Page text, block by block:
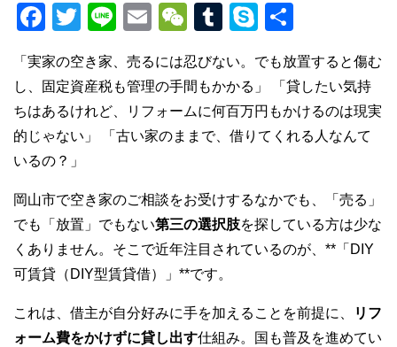
F
a
c
e
b
o
o
k
T
wi
tt
er
Li
e
E
ail
W
C
h
at
T
m
bl
r
S
p
e
「実家の空き家、売るには忍びない。でも放置すると傷む
し、固定資産税も管理の手間もかかる」 「貸したい気持
ちはあるけれど、リフォームに何百万円もかけるのは現実
的じゃない」 「古い家のままで、借りてくれる人なんて
いるの？」
岡山市で空き家のご相談をお受けするなかでも、「売る」
でも「放置」でもない第三の選択肢を探している方は少な
くありません。そこで近年注目されているのが、**「DIY
可賃貸（DIY型賃貸借）」**です。
これは、借主が自分好みに手を加えることを前提に、
リフ
ォーム費をかけずに貸し出す仕組み。国も普及を進めてい